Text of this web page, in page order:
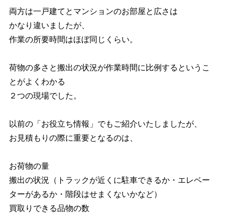
両方は一戸建てとマンションのお部屋と広さは
かなり違いましたが、
作業の所要時間はほぼ同じくらい。
荷物の多さと搬出の状況が作業時間に比例するというこ
とがよくわかる
２つの現場でした。
以前の「お役立ち情報」でもご紹介いたしましたが、
お見積もりの際に重要となるのは、
お荷物の量
搬出の状況（トラックが近くに駐車できるか・エレベー
ターがあるか・階段はせまくないかなど）
買取りできる品物の数